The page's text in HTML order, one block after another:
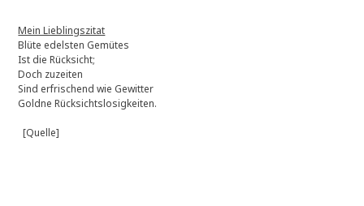
Mein Lieblingszitat
Blüte edelsten Gemütes
Ist die Rücksicht;
Doch zuzeiten
Sind erfrischend wie Gewitter
Goldne Rücksichtslosigkeiten.
[Quelle]